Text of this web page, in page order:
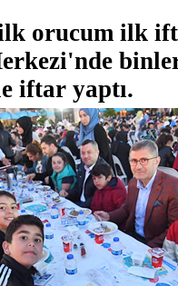
orucum ilk
iftar yaptı.